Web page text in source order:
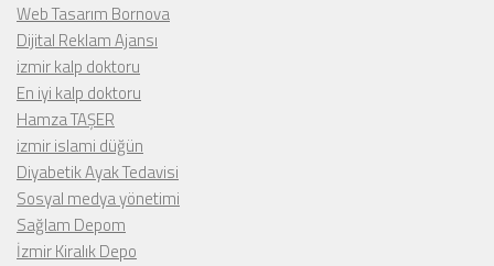
Web Tasarım Bornova
Dijital Reklam Ajansı
izmir kalp doktoru
En iyi kalp doktoru
Hamza TAŞER
izmir islami düğün
Diyabetik Ayak Tedavisi
Sosyal medya yönetimi
Sağlam Depom
İzmir Kiralık Depo